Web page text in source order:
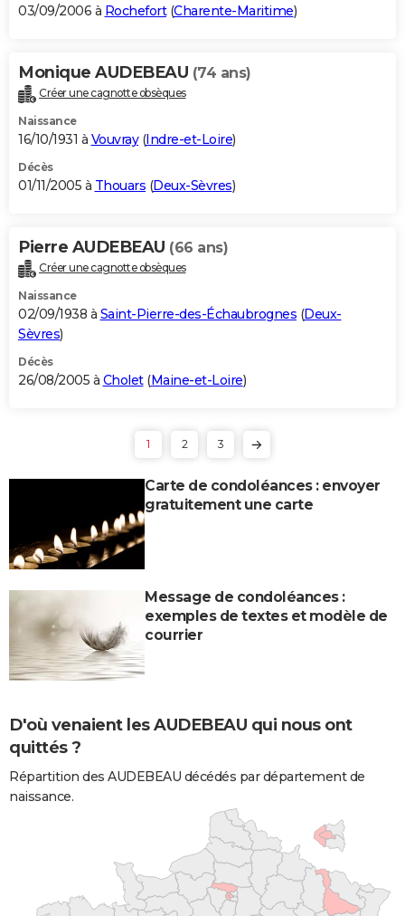
03/09/2006 à Rochefort(Charente-Maritime)
Monique AUDEBEAU (74 ans)
Créer une cagnotte obsèques
Naissance
16/10/1931 à Vouvray(Indre-et-Loire)
Décès
01/11/2005 à Thouars (Deux-Sèvres)
Pierre AUDEBEAU (66 ans)
Créer une cagnotte obsèques
Naissance
02/09/1938 à Saint-Pierre-des-Échaubrognes (Deux-
Sèvres)
Décès
26/08/2005 à Cholet(Maine-et-Loire)
1 2 3
Carte de condoléances : envoyer
gratuitement une carte
Message de condoléances :
exemples de textes et modèle de
courrier
D'où venaient les AUDEBEAU qui nous ont
quittés ?
Répartition des AUDEBEAU décédés par département de
naissance.